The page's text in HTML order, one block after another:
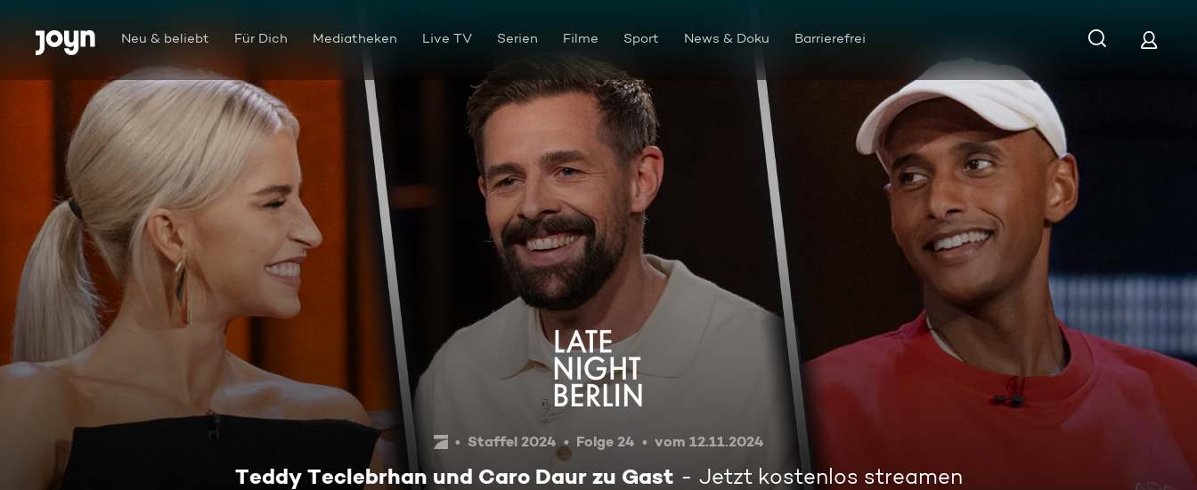
Zum Inhalt springen
Barrierefrei Neu & beliebt Für Dich Mediatheken Live TV Serien Filme Sport News & Doku Barrierefrei
Teddy Teclebrhan und Caro Daur zu Gast
Staffel 2024 Folge 24 vom 12.11.2024
Teddy Teclebrhan und Caro Daur zu Gast Jetzt kostenlos streamen